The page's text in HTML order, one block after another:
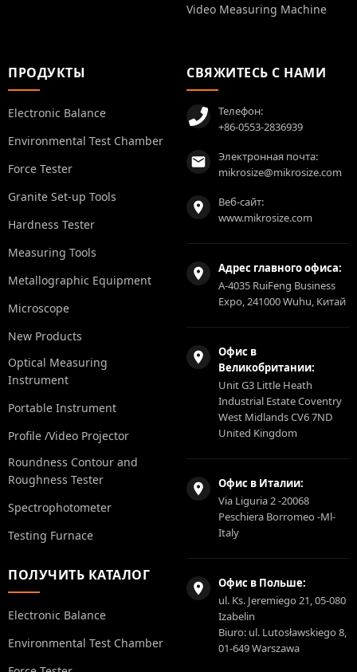
Video Measuring Machine
ПРОДУКТЫ
Electronic Balance
Environmental Test Chamber
Force Tester
Granite Set-up Tools
Hardness Tester
Measuring Tools
Metallographic Equipment
Microscope
New Products
Optical Measuring
Instrument
Portable Instrument
Profile /Video Projector
Roundness Contour and
Roughness Tester
Spectrophotometer
Testing Furnace
ПОЛУЧИТЬ КАТАЛОГ
Electronic Balance
Environmental Test Chamber
СВЯЖИТЕСЬ С НАМИ
Телефон:
+86-0553-2836939
Электронная почта:
mikrosize@mikrosize.com
Веб-сайт:
www.mikrosize.com
Адрес главного офиса:
A-4035 RuiFeng Business
Expo, 241000 Wuhu, Китай
Офис в
Великобритании:
Unit G3 Little Heath
Industrial Estate Coventry
West Midlands CV6 7ND
United Kingdom
Офис в Италии:
Via Liguria 2 -20068
Peschiera Borromeo -Ml-
Italy
Офис в Польше:
ul. Ks. Jeremiego 21, 05-080
Izabelin
Biuro: ul. Lutosławskiego 8,
01-649 Warszawa